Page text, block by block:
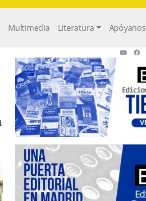
Multimedia Literatura Apóyanos